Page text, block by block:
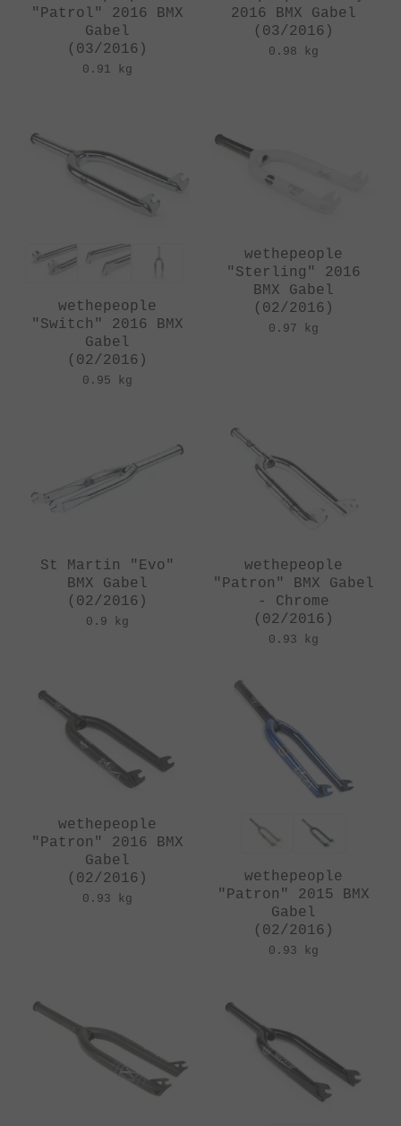
"Patrol" 2016 BMX
Gabel
(03/2016)
0.91 kg
2016 BMX Gabel
(03/2016)
0.98 kg
wethepeople
"Switch" 2016 BMX
Gabel
(02/2016)
0.95 kg
wethepeople
"Sterling" 2016
BMX Gabel
(02/2016)
0.97 kg
St Martin "Evo"
BMX Gabel
(02/2016)
0.9 kg
wethepeople
"Patron" BMX Gabel
- Chrome
(02/2016)
0.93 kg
wethepeople
"Patron" 2016 BMX
Gabel
(02/2016)
0.93 kg
wethepeople
"Patron" 2015 BMX
Gabel
(02/2016)
0.93 kg